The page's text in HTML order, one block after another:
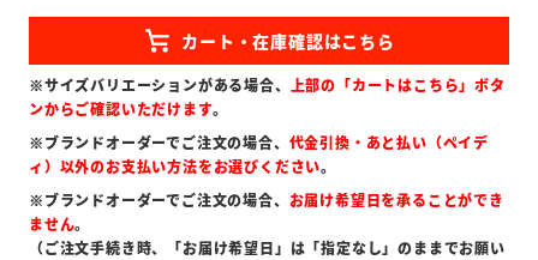
※サイズバリエーションがある場合、 上部の「カートはこちら」ボタ
ンからご確認いただけます。
※ブランドオーダーでご注文の場合、 代金引換・あと払い（ペイデ
ィ）以外のお支払い方法をお選びください。
※ブランドオーダーでご注文の場合、 お届け希望日を承ることができ
ません。
（ご注文手続き時、「お届け希望日」は「指定なし」のままでお願い